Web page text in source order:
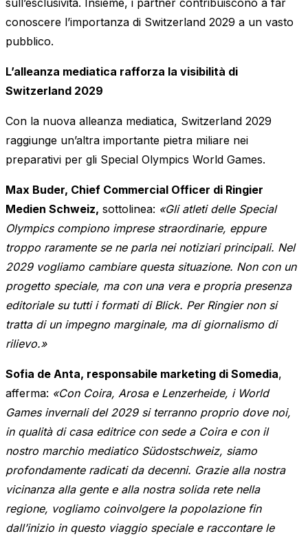
sull’esclusività. Insieme, i partner contribuiscono a far
conoscere l’importanza di Switzerland 2029 a un vasto
pubblico.
L’alleanza mediatica rafforza la visibilità di
Switzerland 2029
Con la nuova alleanza mediatica, Switzerland 2029
raggiunge un’altra importante pietra miliare nei
preparativi per gli Special Olympics World Games.
Max Buder, Chief Commercial Officer di Ringier
Medien Schweiz, sottolinea: «Gli atleti delle Special
Olympics compiono imprese straordinarie, eppure
troppo raramente se ne parla nei notiziari principali. Nel
2029 vogliamo cambiare questa situazione. Non con un
progetto speciale, ma con una vera e propria presenza
editoriale su tutti i formati di Blick. Per Ringier non si
tratta di un impegno marginale, ma di giornalismo di
rilievo.»
Sofia de Anta, responsabile marketing di Somedia,
afferma: «Con Coira, Arosa e Lenzerheide, i World
Games invernali del 2029 si terranno proprio dove noi,
in qualità di casa editrice con sede a Coira e con il
nostro marchio mediatico Südostschweiz, siamo
profondamente radicati da decenni. Grazie alla nostra
vicinanza alla gente e alla nostra solida rete nella
regione, vogliamo coinvolgere la popolazione fin
dall’inizio in questo viaggio speciale e raccontare le